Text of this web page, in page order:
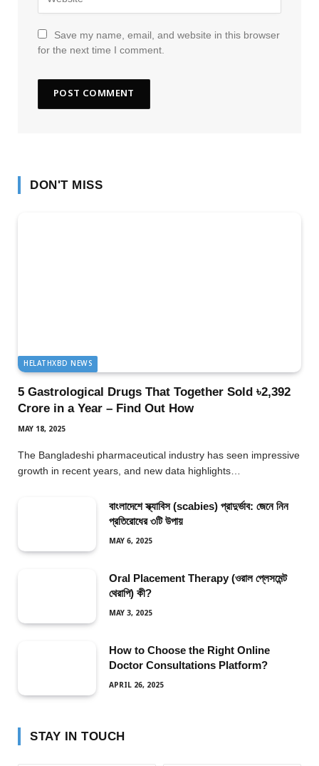
Save my name, email, and website in this browser
for the next time I comment.
DON'T MISS
HELATHXBD NEWS
5 Gastrological Drugs That Together Sold ৳2,392
Crore in a Year – Find Out How
MAY 18, 2025
The Bangladeshi pharmaceutical industry has seen impressive
growth in recent years, and new data highlights…
বাংলাদেশে স্ক্যাবিস (scabies) প্রাদুর্ভাব: জেনে নিন
প্রতিরোধের ৩টি উপায়
MAY 6, 2025
Oral Placement Therapy (ওরাল প্লেসমেন্ট
থেরাপি) কী?
MAY 3, 2025
How to Choose the Right Online
Doctor Consultations Platform?
APRIL 26, 2025
STAY IN TOUCH